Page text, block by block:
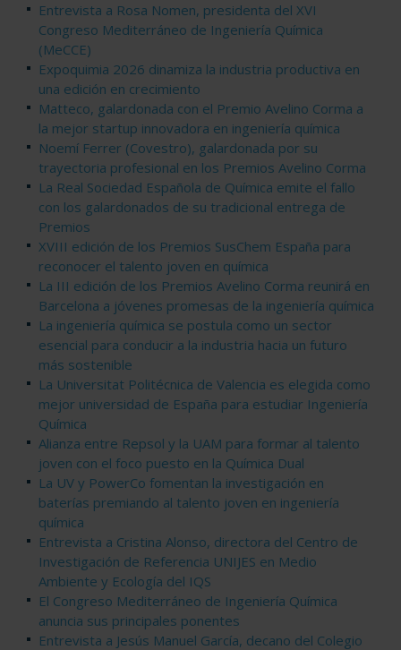
Entrevista a Rosa Nomen, presidenta del XVI
Congreso Mediterráneo de Ingeniería Química
(MeCCE)
Expoquimia 2026 dinamiza la industria productiva en
una edición en crecimiento
Matteco, galardonada con el Premio Avelino Corma a
la mejor startup innovadora en ingeniería química
Noemí Ferrer (Covestro), galardonada por su
trayectoria profesional en los Premios Avelino Corma
La Real Sociedad Española de Química emite el fallo
con los galardonados de su tradicional entrega de
Premios
XVIII edición de los Premios SusChem España para
reconocer el talento joven en química
La III edición de los Premios Avelino Corma reunirá en
Barcelona a jóvenes promesas de la ingeniería química
La ingeniería química se postula como un sector
esencial para conducir a la industria hacia un futuro
más sostenible
La Universitat Politécnica de Valencia es elegida como
mejor universidad de España para estudiar Ingeniería
Química
Alianza entre Repsol y la UAM para formar al talento
joven con el foco puesto en la Química Dual
La UV y PowerCo fomentan la investigación en
baterías premiando al talento joven en ingeniería
química
Entrevista a Cristina Alonso, directora del Centro de
Investigación de Referencia UNIJES en Medio
Ambiente y Ecología del IQS
El Congreso Mediterráneo de Ingeniería Química
anuncia sus principales ponentes
Entrevista a Jesús Manuel García, decano del Colegio